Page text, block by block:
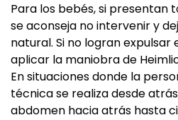
Para los bebés, si presentan
se aconseja no intervenir y
natural. Si no logran expulsar
aplicar la maniobra de
En situaciones donde la
técnica se realiza desde
abdomen hacia atrás hasta